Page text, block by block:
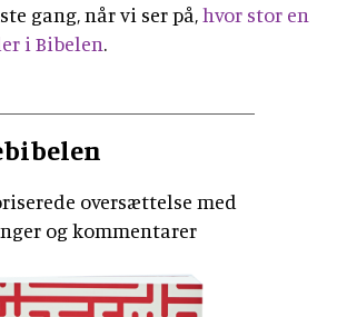
gang, når vi ser på,hvor stor en
i Bibelen.
oversættelse med
og kommentarer